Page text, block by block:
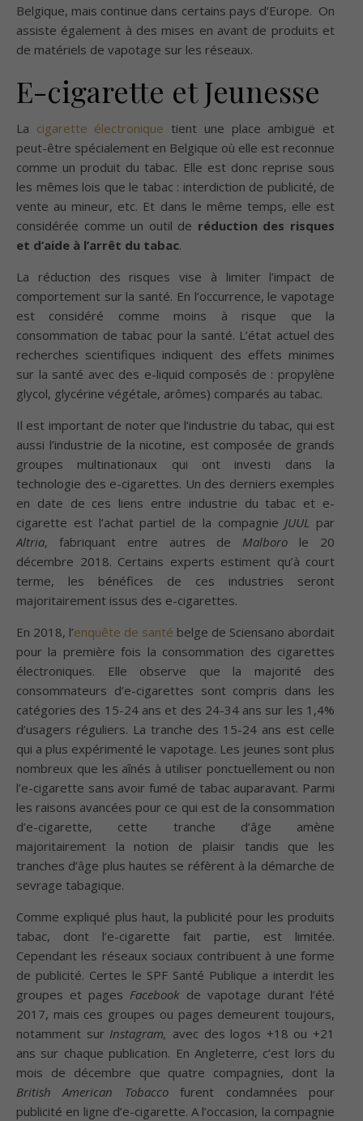
Belgique, mais continue dans certains pays d’Europe. On
assiste également à des mises en avant de produits et
de matériels de vapotage sur les réseaux.
E-cigarette et Jeunesse
La cigarette électronique tient une place ambiguë et
peut-être spécialement en Belgique où elle est reconnue
comme un produit du tabac. Elle est donc reprise sous
les mêmes lois que le tabac : interdiction de publicité, de
vente au mineur, etc. Et dans le même temps, elle est
considérée comme un outil de réduction des risques
et d’aide à l’arrêt du tabac.
La réduction des risques vise à limiter l’impact de
comportement sur la santé. En l’occurrence, le vapotage
est considéré comme moins à risque que la
consommation de tabac pour la santé. L’état actuel des
recherches scientifiques indiquent des effets minimes
sur la santé avec des e-liquid composés de : propylène
glycol, glycérine végétale, arômes) comparés au tabac.
Il est important de noter que l’industrie du tabac, qui est
aussi l’industrie de la nicotine, est composée de grands
groupes multinationaux qui ont investi dans la
technologie des e-cigarettes. Un des derniers exemples
en date de ces liens entre industrie du tabac et e-
cigarette est l’achat partiel de la compagnie JUUL par
Altria, fabriquant entre autres de Malboro le 20
décembre 2018. Certains experts estiment qu’à court
terme, les bénéfices de ces industries seront
majoritairement issus des e-cigarettes.
En 2018, l’enquête de santé belge de Sciensano abordait
pour la première fois la consommation des cigarettes
électroniques. Elle observe que la majorité des
consommateurs d’e-cigarettes sont compris dans les
catégories des 15-24 ans et des 24-34 ans sur les 1,4%
d’usagers réguliers. La tranche des 15-24 ans est celle
qui a plus expérimenté le vapotage. Les jeunes sont plus
nombreux que les aînés à utiliser ponctuellement ou non
l’e-cigarette sans avoir fumé de tabac auparavant. Parmi
les raisons avancées pour ce qui est de la consommation
d’e-cigarette, cette tranche d’âge amène
majoritairement la notion de plaisir tandis que les
tranches d’âge plus hautes se réfèrent à la démarche de
sevrage tabagique.
Comme expliqué plus haut, la publicité pour les produits
tabac, dont l’e-cigarette fait partie, est limitée.
Cependant les réseaux sociaux contribuent à une forme
de publicité. Certes le SPF Santé Publique a interdit les
groupes et pages Facebook de vapotage durant l’été
2017, mais ces groupes ou pages demeurent toujours,
notamment sur Instagram, avec des logos +18 ou +21
ans sur chaque publication. En Angleterre, c’est lors du
mois de décembre que quatre compagnies, dont la
British American Tobaccofurent condamnées pour
publicité en ligne d’e-cigarette. A l’occasion, la compagnie